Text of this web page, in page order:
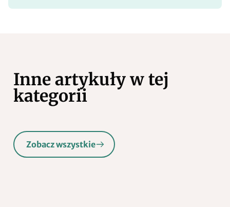
Inne artykuły w tej
kategorii
Zobacz wszystkie